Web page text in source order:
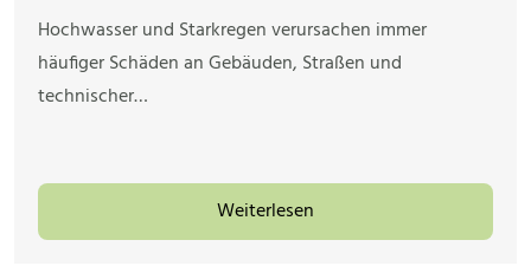
Hochwasser und Starkregen verursachen immer
häufiger Schäden an Gebäuden, Straßen und
technischer…
Weiterlesen